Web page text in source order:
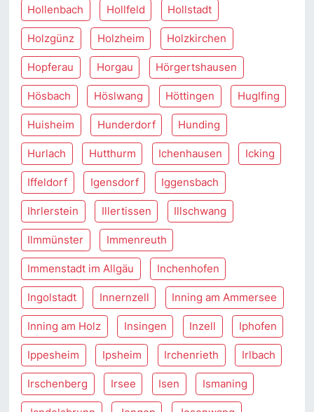
Hollenbach Hollfeld Hollstadt
Holzgünz Holzheim Holzkirchen
Hopferau Horgau Hörgertshausen
Hösbach Höslwang Höttingen Huglfing
Huisheim Hunderdorf Hunding
Hurlach Hutthurm Ichenhausen Icking
Iffeldorf Igensdorf Iggensbach
Ihrlerstein Illertissen Illschwang
Ilmmünster Immenreuth
Immenstadt im Allgäu Inchenhofen
Ingolstadt Innernzell Inning am Ammersee
Inning am Holz Insingen Inzell Iphofen
Ippesheim Ipsheim Irchenrieth Irlbach
Irschenberg Irsee Isen Ismaning